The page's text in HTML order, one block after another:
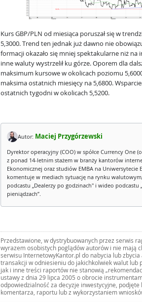
Kurs GBP/PLN od miesiąca poruszał się w
5,3000. Trend ten jednak już dawno nie
formacji okazało się mniej spektakularne niż
inne waluty wystrzelił ku górze. Oporem dla
maksimum kursowe w okolicach poziomu
maksima ostatnich miesięcy na 5,6800.
ostatnich tygodni w okolicach 5,5200.
Autor: Maciej Przygórzewski
Dyrektor operacyjny (COO) w spółce Currency One
z ponad 14-letnim stażem w branży kantorów
Ekonomicznej oraz studiów EMBA na
komentuje w mediach sytuację na rynku
podcastu „Dealerzy po godzinach" i wideo podcastu
pieniądzach”.
Przedstawione, w dystrybuowanych przez serwis
wyrazem osobistych poglądów autorów i nie mają
serwisu InternetowyKantor.pl do nabycia lub
transakcji w odniesieniu do jakichkolwiek walut lub
jak i inne treści raportów nie stanowią
ustawy z dnia 29 lipca 2005 o obrocie
odpowiedzialność za decyzje inwestycyjne,
komentarza, raportu lub z wykorzystaniem